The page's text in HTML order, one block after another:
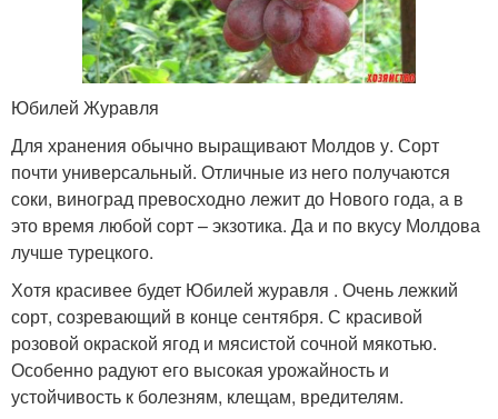
Юбилей Журавля
Для хранения обычно выращивают Молдов у. Сорт
почти универсальный. Отличные из него получаются
соки, виноград превосходно лежит до Нового года, а в
это время любой сорт – экзотика. Да и по вкусу Молдова
лучше турецкого.
Хотя красивее будет Юбилей журавля . Очень лежкий
сорт, созревающий в конце сентября. С красивой
розовой окраской ягод и мясистой сочной мякотью.
Особенно радуют его высокая урожайность и
устойчивость к болезням, клещам, вредителям.